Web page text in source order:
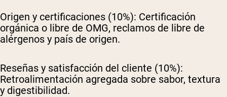
Origen y certificaciones (10%): Certificación
orgánica o libre de OMG, reclamos de libre de
alérgenos y país de origen.
Reseñas y satisfacción del cliente (10%):
Retroalimentación agregada sobre sabor, textura
y digestibilidad.